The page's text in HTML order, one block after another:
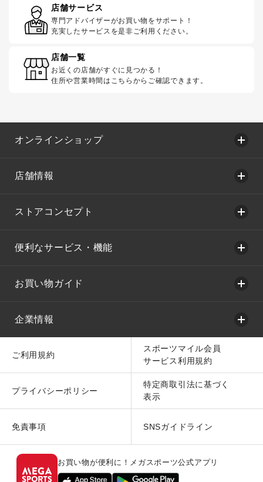
店舗サービス
専門アドバイザーがお買い物をサポート！
充実したサービスを是非ご利用ください。
店舗一覧
お近くの店舗がすぐに見つかる！
住所や営業時間はこちらからご確認できます。
オンラインショップ
店舗情報
ストアコンセプト
便利なサービス・機能
お買い物ガイド
企業情報
ご利用規約
スポーツマイル会員
サービス利用規約
プライバシーポリシー
特定商取引法に基づく
表示
免責事項 SNSガイドライン
お買い物が便利に！メガスポーツ公式アプリ